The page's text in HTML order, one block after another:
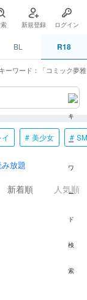
新規登録 ログイン
BL R18
ーワード：「コミック夢
美少女 SM
新着順 人気順